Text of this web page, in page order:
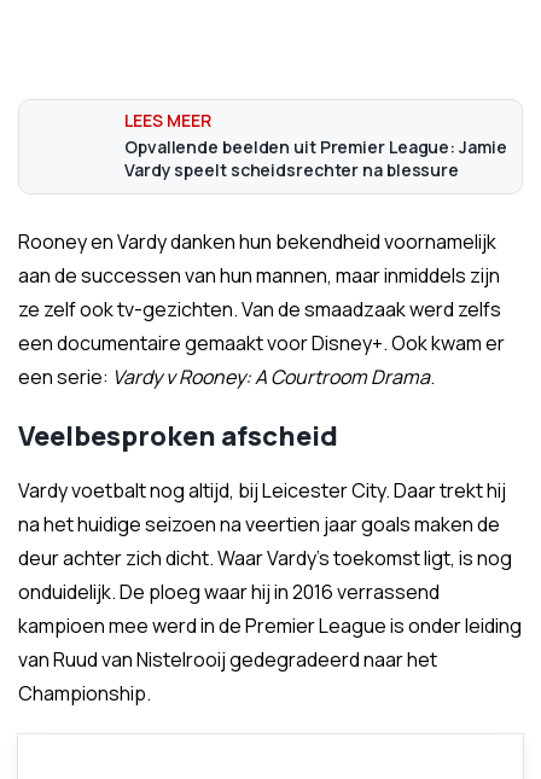
Opvallende beelden uit Premier League: Jamie
Vardy speelt scheidsrechter na blessure
Rooney en Vardy danken hun bekendheid voornamelijk
aan de successen van hun mannen, maar inmiddels zijn
ze zelf ook tv-gezichten. Van de smaadzaak werd zelfs
een documentaire gemaakt voor Disney+. Ook kwam er
een serie: Vardy v Rooney: A Courtroom Drama.
Veelbesproken afscheid
Vardy voetbalt nog altijd, bij Leicester City. Daar trekt hij
na het huidige seizoen na veertien jaar goals maken de
deur achter zich dicht. Waar Vardy's toekomst ligt, is nog
onduidelijk. De ploeg waar hij in 2016 verrassend
kampioen mee werd in de Premier League is onder leiding
van Ruud van Nistelrooij gedegradeerd naar het
Championship.